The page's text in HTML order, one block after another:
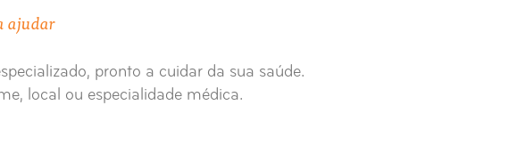
ajudar
pronto a cuidar da sua saúde.
local ou especialidade médica.